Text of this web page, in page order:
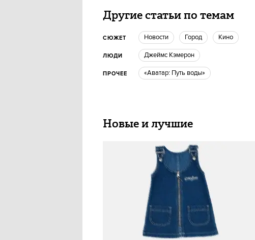
Другие статьи по темам
СЮЖЕТ новости город кино
ЛЮДИ Джеймс Кэмерон
ПРОЧЕЕ «Аватар: Путь воды»
Новые и лучшие